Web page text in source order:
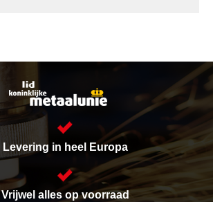
Levering in heel Europa
Vrijwel alles op voorraad